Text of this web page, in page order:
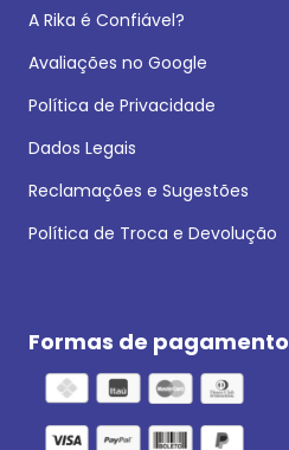
A Rika é Confiável?
Avaliações no Google
Política de Privacidade
Dados Legais
Reclamações e Sugestões
Política de Troca e Devolução
Formas de pagamento